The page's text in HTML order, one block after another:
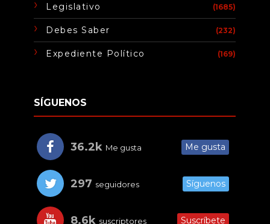
Legislativo (1685)
Debes Saber (232)
Expediente Político (169)
SÍGUENOS
36.2k Me gusta Me gusta
297 seguidores Síguenos
8.6k suscriptores Suscríbete